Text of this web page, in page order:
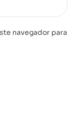
navegador para